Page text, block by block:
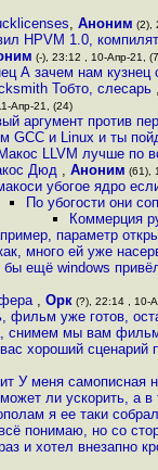
, Аноним (2),
HPVM 1.0,
(-), 23:12 , 10-Апр-21,
А зачем нам кузнец
Тобто, слесарь ,
Апр-21, (24)
аргумент против
GCC и Linux и ты
LLVM лучше по
Дюд , Аноним (61),
убогое ядро
По убогости они
Коммерция
параметр
много ей уже
ещё windows
, Орк (?), 22:14 , 10-
фильм уже готов,
снимем мы вам
хороший сценарий
У меня самописная
ли ускорить, а
я ее таки
понимаю, но со
и хотел внезапно